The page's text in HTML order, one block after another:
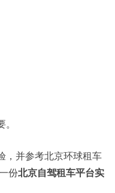
，并参考北京环球租车
份北京自驾租车平台实